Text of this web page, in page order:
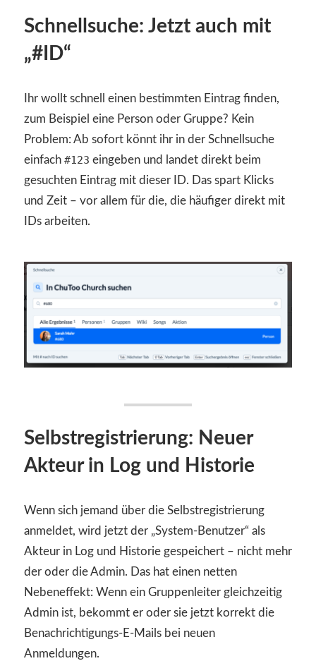
Schnellsuche: Jetzt auch mit
„#ID“
Ihr wollt schnell einen bestimmten Eintrag finden,
zum Beispiel eine Person oder Gruppe? Kein
Problem: Ab sofort könnt ihr in der Schnellsuche
einfach #123 eingeben und landet direkt beim
gesuchten Eintrag mit dieser ID. Das spart Klicks
und Zeit – vor allem für die, die häufiger direkt mit
IDs arbeiten.
Selbstregistrierung: Neuer
Akteur in Log und Historie
Wenn sich jemand über die Selbstregistrierung
anmeldet, wird jetzt der „System-Benutzer“ als
Akteur in Log und Historie gespeichert – nicht mehr
der oder die Admin. Das hat einen netten
Nebeneffekt: Wenn ein Gruppenleiter gleichzeitig
Admin ist, bekommt er oder sie jetzt korrekt die
Benachrichtigungs-E-Mails bei neuen
Anmeldungen.